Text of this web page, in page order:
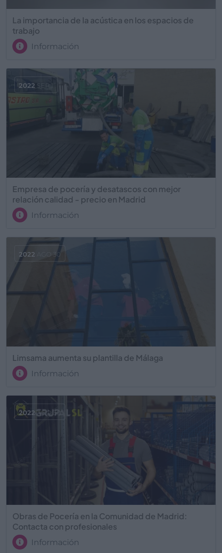
La importancia de la acústica en los espacios de
trabajo
Información
Empresa de pocería y desatascos con mejor
relación calidad - precio en Madrid
Información
2022 SEP 1
Limsama aumenta su plantilla de Málaga
Información
2022 AGO 30
Obras de Pocería en la Comunidad de Madrid:
Contacta con profesionales
Información
2022 AGO 30